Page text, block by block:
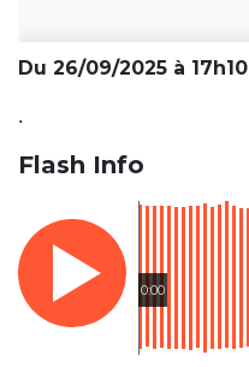
Du 26/09/2025 à 17h10
.
Flash Info
0:00